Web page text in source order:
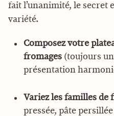
fait l’unanimité, le secret
variété.
Composez votre
fromages (toujours
présentation
Variez les familles de
pressée, pâte persillée